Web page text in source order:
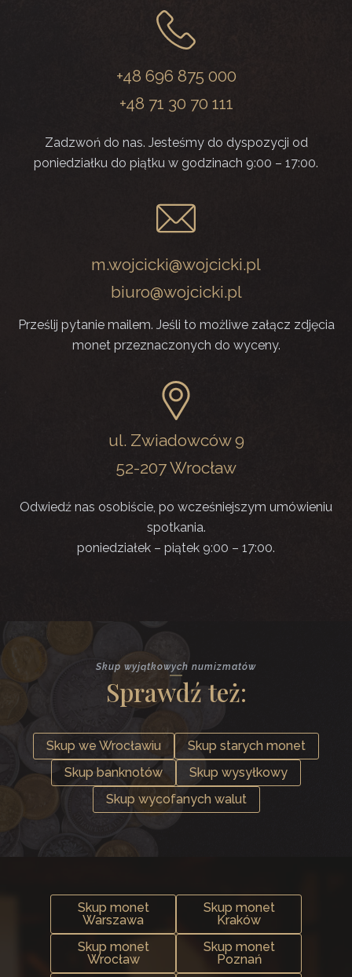
+48 696 875 000
+48 71 30 70 111
Zadzwoń do nas. Jesteśmy do dyspozycji od
poniedziałku do piątku w godzinach 9:00 – 17:00.
m.wojcicki@wojcicki.pl
biuro@wojcicki.pl
Prześlij pytanie mailem. Jeśli to możliwe załącz zdjęcia
monet przeznaczonych do wyceny.
ul. Zwiadowców 9
52-207 Wrocław
Odwiedź nas osobiście, po wcześniejszym umówieniu
spotkania.
poniedziałek – piątek 9:00 – 17:00.
Skup wyjątkowych numizmatów
Sprawdź też:
Skup we Wrocławiu
Skup starych monet
Skup banknotów
Skup wysyłkowy
Skup wycofanych walut
Skup monet
Warszawa
Skup monet
Kraków
Skup monet
Wrocław
Skup monet
Poznań